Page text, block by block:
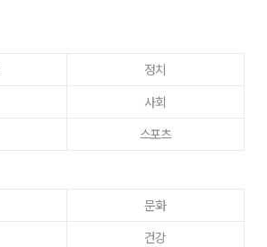
정치
사회
스포츠
문화
건강